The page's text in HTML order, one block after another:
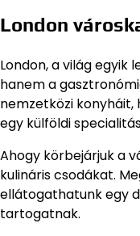
London
London, a világ
hanem a
nemzetközi konyháit,
egy külföldi
Ahogy körbejárjuk a
kulináris csodákat.
ellátogathatunk egy
tartogatnak.